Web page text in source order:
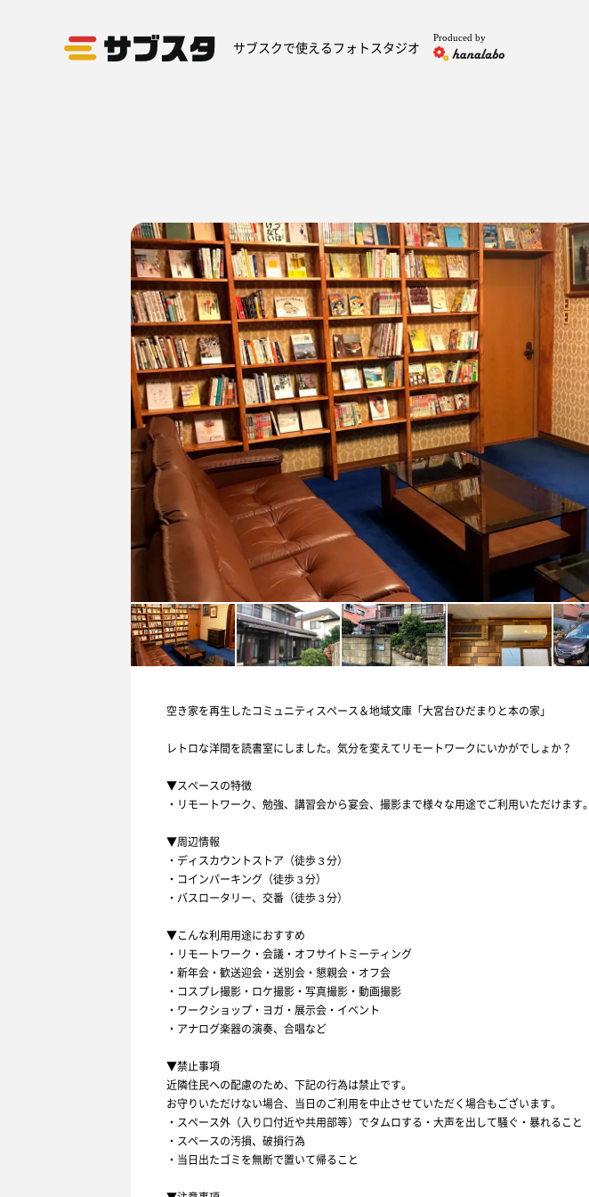
サブスクで使えるフォトスタジオ
Produced by
空き家を再生したコミュニティスペース＆地域文庫「大宮台ひだまりと本の家」
レトロな洋間を読書室にしました。気分を変えてリモートワークにいかがでしょか？
▼スペースの特徴
・リモートワーク、勉強、講習会から宴会、撮影まで様々な用途でご利用いただけます。
▼周辺情報
・ディスカウントストア（徒歩３分）
・コインパーキング（徒歩３分）
・バスロータリー、交番（徒歩３分）
▼こんな利用用途におすすめ
・リモートワーク・会議・オフサイトミーティング
・新年会・歓送迎会・送別会・懇親会・オフ会
・コスプレ撮影・ロケ撮影・写真撮影・動画撮影
・ワークショップ・ヨガ・展示会・イベント
・アナログ楽器の演奏、合唱など
▼禁止事項
近隣住民への配慮のため、下記の行為は禁止です。
お守りいただけない場合、当日のご利用を中止させていただく場合もございます。
・スペース外（入り口付近や共用部等）でタムロする・大声を出して騒ぐ・暴れること
・スペースの汚損、破損行為
・当日出たゴミを無断で置いて帰ること